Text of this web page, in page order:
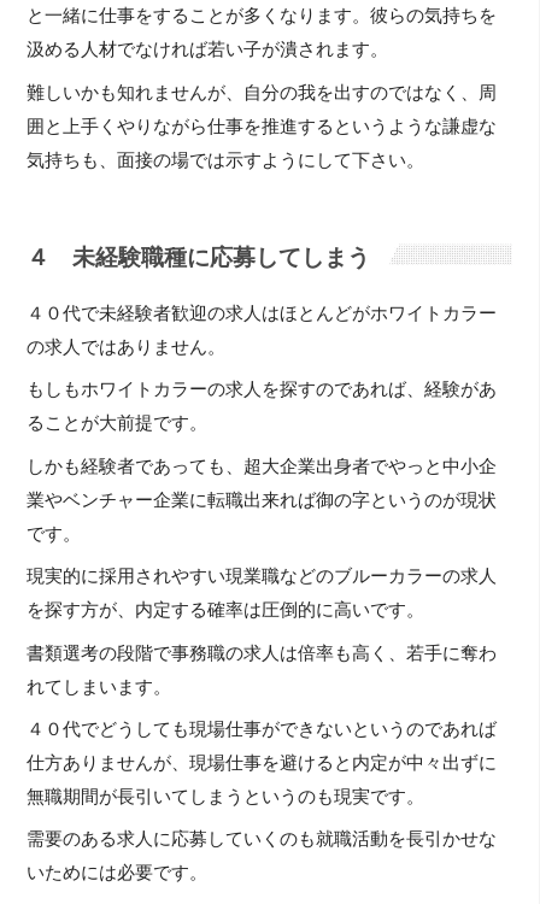
と一緒に仕事をすることが多くなります。彼らの気持ちを
汲める人材でなければ若い子が潰されます。
難しいかも知れませんが、自分の我を出すのではなく、周
囲と上手くやりながら仕事を推進するというような謙虚な
気持ちも、面接の場では示すようにして下さい。
４ 未経験職種に応募してしまう
４０代で未経験者歓迎の求人はほとんどがホワイトカラー
の求人ではありません。
もしもホワイトカラーの求人を探すのであれば、経験があ
ることが大前提です。
しかも経験者であっても、超大企業出身者でやっと中小企
業やベンチャー企業に転職出来れば御の字というのが現状
です。
現実的に採用されやすい現業職などのブルーカラーの求人
を探す方が、内定する確率は圧倒的に高いです。
書類選考の段階で事務職の求人は倍率も高く、若手に奪わ
れてしまいます。
４０代でどうしても現場仕事ができないというのであれば
仕方ありませんが、現場仕事を避けると内定が中々出ずに
無職期間が長引いてしまうというのも現実です。
需要のある求人に応募していくのも就職活動を長引かせな
いためには必要です。